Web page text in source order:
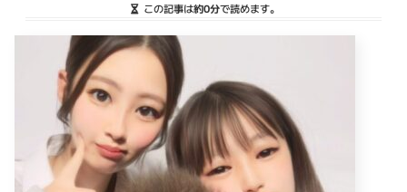
この記事は約0分で読めます。